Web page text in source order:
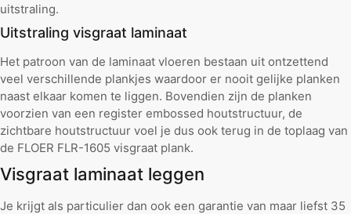
uitstraling.
Uitstraling visgraat laminaat
Het patroon van de laminaat vloeren bestaan uit ontzettend
veel verschillende plankjes waardoor er nooit gelijke planken
naast elkaar komen te liggen. Bovendien zijn de planken
voorzien van een register embossed houtstructuur, de
zichtbare houtstructuur voel je dus ook terug in de toplaag van
de FLOER FLR-1605 visgraat plank.
Visgraat laminaat leggen
Je krijgt als particulier dan ook een garantie van maar liefst 35